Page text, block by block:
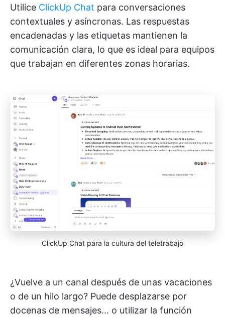
Utilice ClickUp Chat para conversaciones
contextuales y asíncronas. Las respuestas
encadenadas y las etiquetas mantienen la
comunicación clara, lo que es ideal para equipos
que trabajan en diferentes zonas horarias.
ClickUp Chat para la cultura del teletrabajo
¿Vuelve a un canal después de unas vacaciones
o de un hilo largo? Puede desplazarse por
docenas de mensajes... o utilizar la función